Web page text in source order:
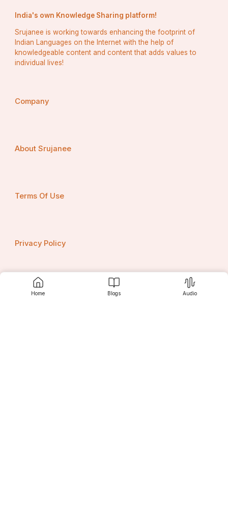
Home Blogs Audio
India's own Knowledge Sharing platform!
Srujanee is working towards enhancing the footprint of
Indian Languages on the Internet with the help of
knowledgeable content and content that adds values to
individual lives!
Company
About Srujanee
Terms Of Use
Privacy Policy
Contact us